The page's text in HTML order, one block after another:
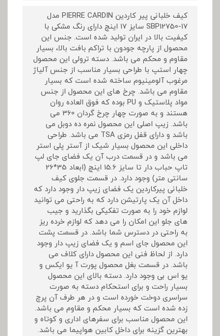
کیف خلبانی پیر کاردین PIERRE CARDIN مدل
SBP12750-17 سایز 17 اینچ دارای رنگ مشکی با
کیفیت بالا در ایران تولید شده است. جنس این
محصول از پارچه جودون با تراکم بافت بالا، بسیار
مقاوم و محکم می باشد. دسته ترولی این محصول
چهار استپ با طراحی بسیار مناسب از جنس آلیاژ
مرغوب آلومینیوم ساخته شده است که بسیار
مقاوم می باشد. چرخ های این محصول از جنس
مواد پلاستیک و PU بوده که فوق العاده روان
هستند و به صورت چهار چرخ گردان 360 می
باشد. زیپ اصلی این محصول نمره ده دوبل می
باشد و دارای قفل رمزی TSA می باشد. طراحی
داخلی این محصول بسیار شیک از آستر پلی استر
می باشد و در قسمت درب آن یک فضای جای لپ
تاپ حباب دار تا سایز 15.6 اینچ (ابعاد 35*26
سانتی متر) وجود دارد. در قسمت جلوی کیف
خلبانی پیرکاردین یک فضای زیپ دار وجود دارد که
داخل آن یک پارتیشن دارد که به راحتی می توانید
لوازم خود را به صورت تفکیکی بگذارید و جیب
های جلو این امکان را می دهد که لوازم خرده ریز
به راحتی در دسترس شما باشد. در قسمت پشت
این محصول جای اسم و یک فضای زیپ دار وجود
دارد. از لحاظ فنی این محصول دارای کلاف می
باشد. در قسمت بغل محصول پورت آ یو ایکس و
یو اس بی وجود دارد. دسته بالای این محصول
بسیار راحت و برای استحکام دسته به صورت
سراسری دوخت خورده است و در هر طرف آن پرچ
زده شده است که بسیار محکم و مقاوم می باشد.
این محصول مناسب برای سفرهای اداری و کوتاه و
بهترین گزینه برای داخل کابین هواپیما می باشد.